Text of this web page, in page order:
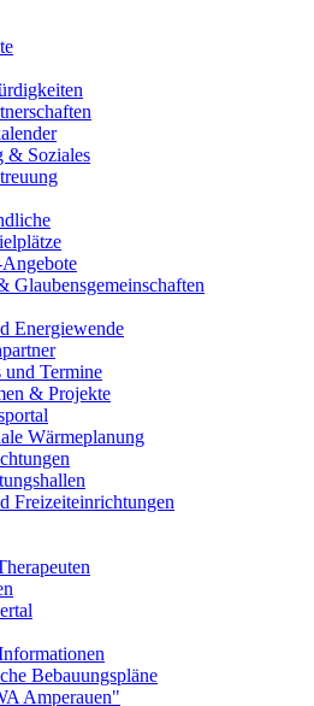
& Soziales
Glaubensgemeinschaften
Energiewende
und Termine
& Projekte
Wärmeplanung
Freizeiteinrichtungen
Bebauungspläne
Amperauen"